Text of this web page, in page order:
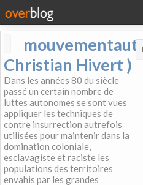
Christian Hivert )
Dans les années 80 du siècle
passé un certain nombre de
luttes autonomes se sont vues
appliquer les techniques de
contre insurrection autrefois
utilisées pour maintenir dans la
domination coloniale,
esclavagiste et raciste les
populations des territoires
envahis par les grandes